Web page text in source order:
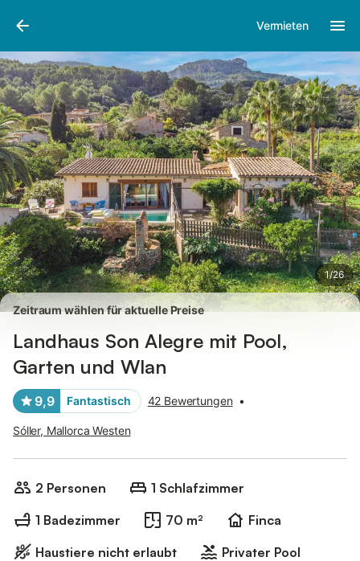
Vermieten
1/26
Bilder
Zeitraum wählen für aktuelle Preise
Landhaus Son Alegre mit Pool,
Garten und Wlan
9,9 Fantastisch 42 Bewertungen •
Sóller, Mallorca Westen
2 Personen
1 Schlafzimmer
1 Badezimmer
70 m²
Finca
Haustiere nicht erlaubt
Privater Pool